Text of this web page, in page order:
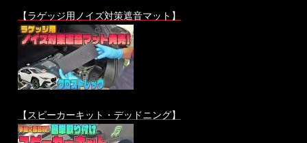
【ラゲッジ用ノイズ対策遮音マット】
【スピーカーキット・デッドニング】